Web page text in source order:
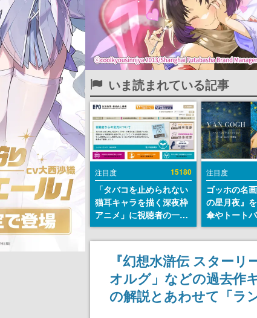
いま読まれている記事
注目度 15180
「タバコを止められない
猫耳キャラを描く深夜枠
アニメ」に視聴者の一部
から批判意見。違法薬物
の使用と思しき描写も含
めて、BPOが議論を交わ
注目度
ゴッホの名
の星月夜』
傘やトート
登場。8月7
日間限定で
『幻想水滸伝 スター
オルグ」などの過去作
の解説とあわせて「ラ